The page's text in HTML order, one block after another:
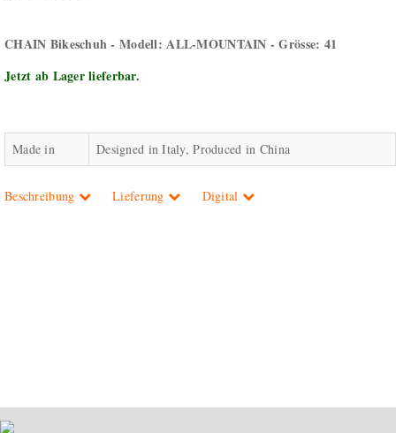
CHAIN Bikeschuh - Modell: ALL-MOUNTAIN - Grösse: 41
Jetzt ab Lager lieferbar.
Made in Designed in Italy, Produced in China
Beschreibung Lieferung Digital